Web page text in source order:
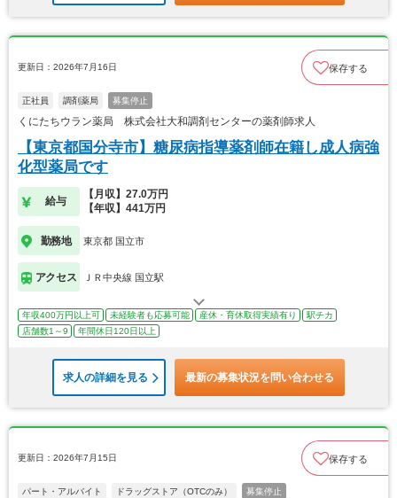
更新日：2026年7月16日 保存する
正社員 調剤薬局 募集停止
くにたちウラン薬局 株式会社大和調剤センターの薬剤師求人
【東京都国分寺市】糖尿病指導薬剤師在籍し成人病強
化型薬局です
給与
【月収】27.0万円
【年収】441万円
勤務地 東京都 国立市
アクセス ＪＲ中央線 国立駅
年収400万円以上可 未経験者も応募可能 産休・育休取得実績有り
駅チカ
店舗数1～9
年間休日120日以上
求人の詳細を見る 最新の募集状況を問い合わせる
更新日：2026年7月15日 保存する
パート・アルバイト ドラッグストア（OTCのみ） 募集停止